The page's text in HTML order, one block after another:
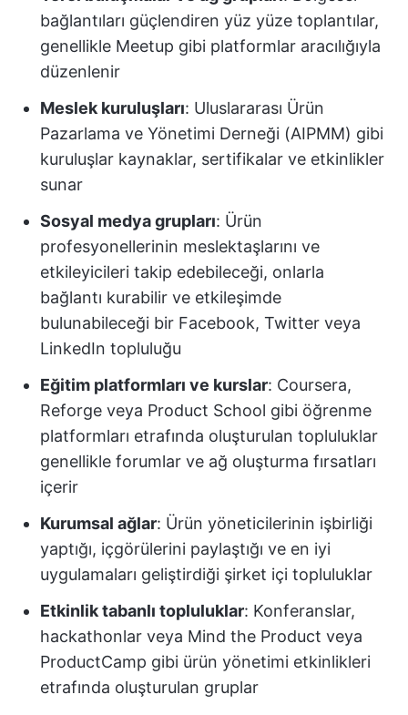
bağlantıları güçlendiren yüz yüze toplantılar,
genellikle Meetup gibi platformlar aracılığıyla
düzenlenir
Meslek kuruluşları: Uluslararası Ürün
Pazarlama ve Yönetimi Derneği (AIPMM) gibi
kuruluşlar kaynaklar, sertifikalar ve etkinlikler
sunar
Sosyal medya grupları: Ürün
profesyonellerinin meslektaşlarını ve
etkileyicileri takip edebileceği, onlarla
bağlantı kurabilir ve etkileşimde
bulunabileceği bir Facebook, Twitter veya
LinkedIn topluluğu
Eğitim platformları ve kurslar: Coursera,
Reforge veya Product School gibi öğrenme
platformları etrafında oluşturulan topluluklar
genellikle forumlar ve ağ oluşturma fırsatları
içerir
Kurumsal ağlar: Ürün yöneticilerinin işbirliği
yaptığı, içgörülerini paylaştığı ve en iyi
uygulamaları geliştirdiği şirket içi topluluklar
Etkinlik tabanlı topluluklar: Konferanslar,
hackathonlar veya Mind the Product veya
ProductCamp gibi ürün yönetimi etkinlikleri
etrafında oluşturulan gruplar